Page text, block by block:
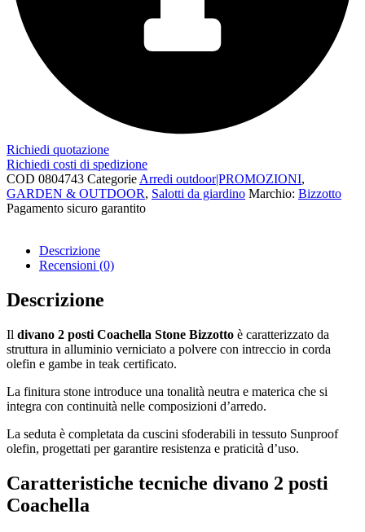
Richiedi quotazione
Richiedi costi di spedizione
COD 0804743 Categorie Arredi outdoor|PROMOZIONI,
GARDEN & OUTDOOR, Salotti da giardino Marchio: Bizzotto
Pagamento sicuro garantito​
Descrizione
Recensioni (0)
Descrizione
Il divano 2 posti Coachella Stone Bizzotto è caratterizzato da
struttura in alluminio verniciato a polvere con intreccio in corda
olefin e gambe in teak certificato.
La finitura stone introduce una tonalità neutra e materica che si
integra con continuità nelle composizioni d’arredo.
La seduta è completata da cuscini sfoderabili in tessuto Sunproof
olefin, progettati per garantire resistenza e praticità d’uso.
Caratteristiche tecniche divano 2 posti
Coachella